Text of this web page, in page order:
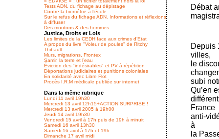
Débat
Depuis
villes,
le
subi
Qu’en
France
anti-
à
la
Tests ADN, du fichage au dépistage
Contre la biométrie à l’école
Sur le refus du fichage ADN. Informations et réflexions
à diffuser
Des moutons & des hommes
Justice, Droits et Lois
Les limites de la CEDH face aux crimes d’Etat
A propos du livre "Voleur de poules" de Ritchy
Thibault
Murs, migrations, Frontex
Samir, la terre et l’eau
Éviction des "indésirables" et PV à répétition
Déportations judiciaires et punitions coloniales
En solidarité avec Libre Flot
Procès I.R.M médicale publiée sur internet
Dans la même rubrique
Lundi 11 avril 19h30
Mercredi 13 avril 12h15+ACTION SURPRISE !
Mercredi 13 avril 2005 à 19h00
Jeudi 14 avril 19h30
Vendredi 15 avril à 17h puis de 19h à minuit
Samedi 16 avril 13h30
Samedi 16 avril à 17h et 19h
Dimanche 17 avril midi